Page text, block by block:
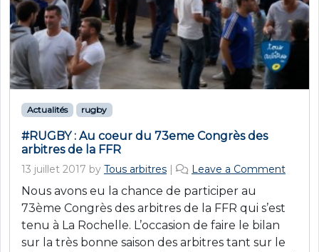
Actualités rugby
#RUGBY : Au coeur du 73eme Congrès des
arbitres de la FFR
13 juillet 2017 by Tous arbitres | Leave a Comment
Nous avons eu la chance de participer au
73ème Congrès des arbitres de la FFR qui s’est
tenu à La Rochelle. L’occasion de faire le bilan
sur la très bonne saison des arbitres tant sur le